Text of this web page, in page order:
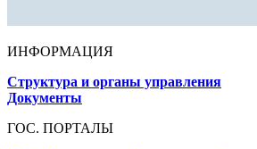
ИНФОРМАЦИЯ
Структура и органы управления
Документы
ГОС. ПОРТАЛЫ